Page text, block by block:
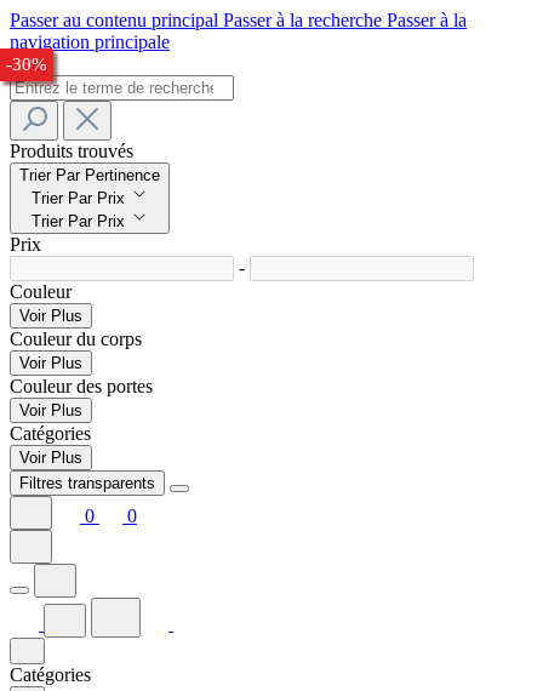
Passer au contenu principal Passer à la recherche Passer à la
navigation principale
Produits trouvés
Trier Par Pertinence
Trier Par Prix
Trier Par Prix
Prix
-
Couleur
Voir Plus
Couleur du corps
Voir Plus
Couleur des portes
Voir Plus
Catégories
Voir Plus
Filtres transparents
0 0
Catégories
-28%
-28%
-25%
-33%
-28%
-30%